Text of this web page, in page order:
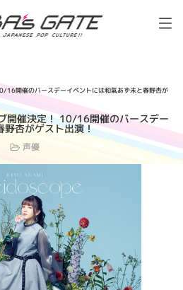
開催のバースデーイベントには和氣あず未と春野杏が
開催決定！ 10/16開催のバースデー
野杏がゲスト出演！
声優